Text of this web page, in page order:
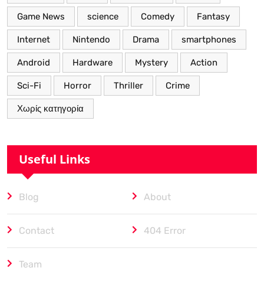
Game News science Comedy Fantasy
Internet Nintendo Drama smartphones
Android Hardware Mystery Action
Sci-Fi Horror Thriller Crime
Χωρίς κατηγορία
Useful Links
Blog About
Contact 404 Error
Team